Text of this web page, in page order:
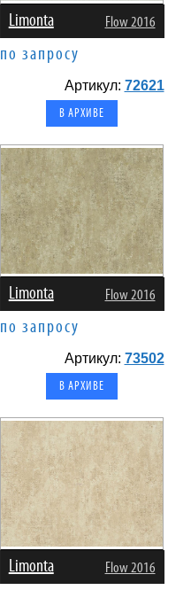
Limonta Flow 2016
по запросу
Артикул: 72621
В АРХИВЕ
Limonta Flow 2016
по запросу
Артикул: 73502
В АРХИВЕ
Limonta Flow 2016